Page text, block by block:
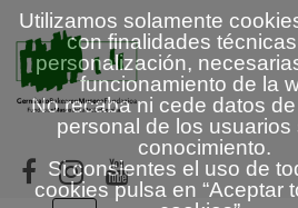
Utilizamos solamente
con finalidades
personalización,
funcionamiento de la
No recaba ni cede datos
personal de los usuarios
conocimiento.
Si consientes el uso de
cookies pulsa en “Aceptar